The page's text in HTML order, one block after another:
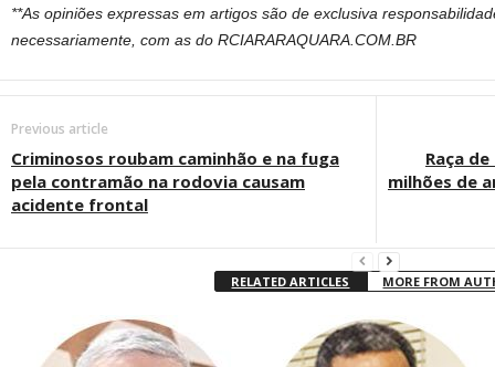
**As opiniões expressas em artigos são de exclusiva
necessariamente, com as do RCIARARAQUARA.COM.BR
Previous article
Criminosos roubam caminhão e na fuga
pela contramão na rodovia causam
acidente frontal
Raça
milhões de
RELATED ARTICLES MORE FROM